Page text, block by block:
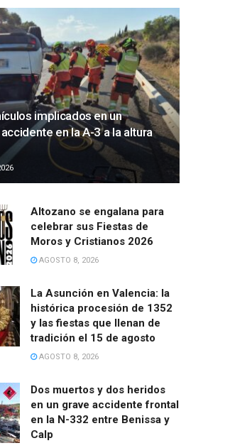
implicados en un
en la A-3 a la altura
Altozano se engalana para
celebrar sus Fiestas de
Moros y Cristianos 2026
AGOSTO 8, 2026
La Asunción en Valencia: la
histórica procesión de 1352
y las fiestas que llenan de
tradición el 15 de agosto
AGOSTO 8, 2026
Dos muertos y dos heridos
en un grave accidente frontal
en la N-332 entre Benissa y
Calp